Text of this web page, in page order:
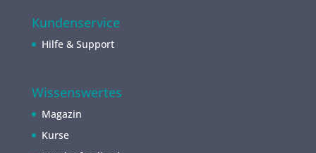
Kundenservice
Hilfe & Support
Wissenswertes
Magazin
Kurse